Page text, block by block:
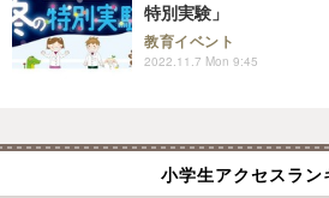
特別実験」
教育イベント
2022.11.7 Mon 9:45
小学生アクセスラン